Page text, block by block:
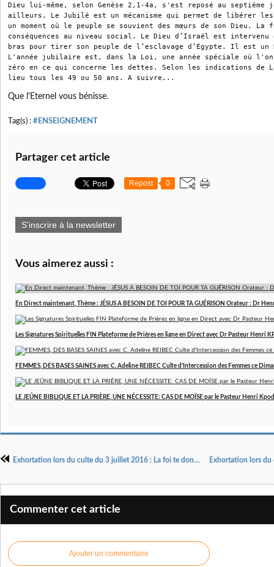
Dieu lui-même, selon Genèse 2,1-4a, s'est reposé au
ailleurs, Le Jubilé est un mécanisme qui permet de libérer
un moment où le peuple se souvient des mœurs de son Dieu. La
conséquences au niveau social. Le Dieu d’Israël est
bras pour tirer son peuple de l’esclavage d’Égypte. Il est
L'année jubilaire est, dans la Loi, une année spéciale où l'on
zéro en ce qui concerne les dettes. Selon les indications de
lieu tous les 49 ou 50 ans. A suivre...
Que l'Eternel vous bénisse.
Tag(s) : #ENSEIGNEMENT
Partager cet article
Repost 0
S'inscrire à la newsletter
Vous aimerez aussi :
En Direct maintenant, Thème : JÉSUS A BESOIN DE TOI POUR TA GUÉRISON Orateur : Dr
Les Signatures Spirituelles FIN Plateforme de Prières en ligne en Direct avec Dr Pasteur Henri
FEMMES, DES BASES SAINES avec C. Adeline REIBEC Culte d'Intercession des Femmes ce
LE JEÛNE BIBLIQUE ET LA PRIÈRE, UNE NÉCESSITE: CAS DE MOÏSE par le Pasteur Henri
Exhortation lors du culte du 3 juillet 2016 : La foi te donne la victoire sur toute mort
Commenter cet article
Ajouter un commentaire